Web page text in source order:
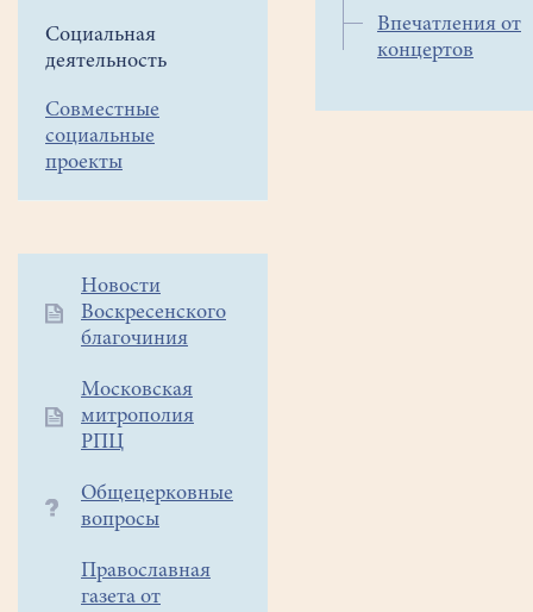
Социальная
деятельность
Совместные
социальные
проекты
Дополнительное
меню
Новости
Воскресенского
благочиния
Московская
митрополия
РПЦ
Общецерковные
вопросы
Православная
газета от
Впечатления от
концертов